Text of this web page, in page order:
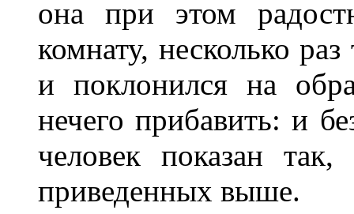
она при этом
комнату, несколько
и поклонился на
нечего прибавить: и
человек показан
приведенных выше.